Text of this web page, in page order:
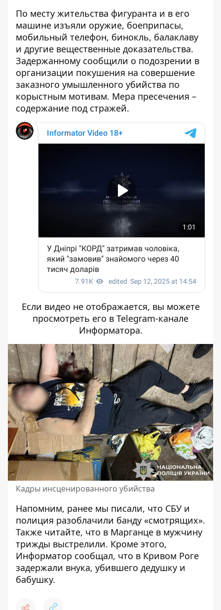
По месту жительства фигуранта и в его
машине изъяли оружие, боеприпасы,
мобильный телефон, бинокль, балаклаву
и другие вещественные доказательства.
Задержанному сообщили о подозрении в
организации покушения на совершение
заказного умышленного убийства по
корыстным мотивам. Мера пресечения –
содержание под стражей.
Если видео не отображается, вы можете
просмотреть его в Telegram-канале
Информатора.
Кадры инсценированного убийства
Напомним, ранее мы писали, что СБУ и
полиция разоблачили банду «смотрящих».
Также читайте, что в Марганце в мужчину
трижды выстрелили. Кроме этого,
Информатор сообщал, что в Кривом Роге
задержали внука, убившего дедушку и
бабушку.